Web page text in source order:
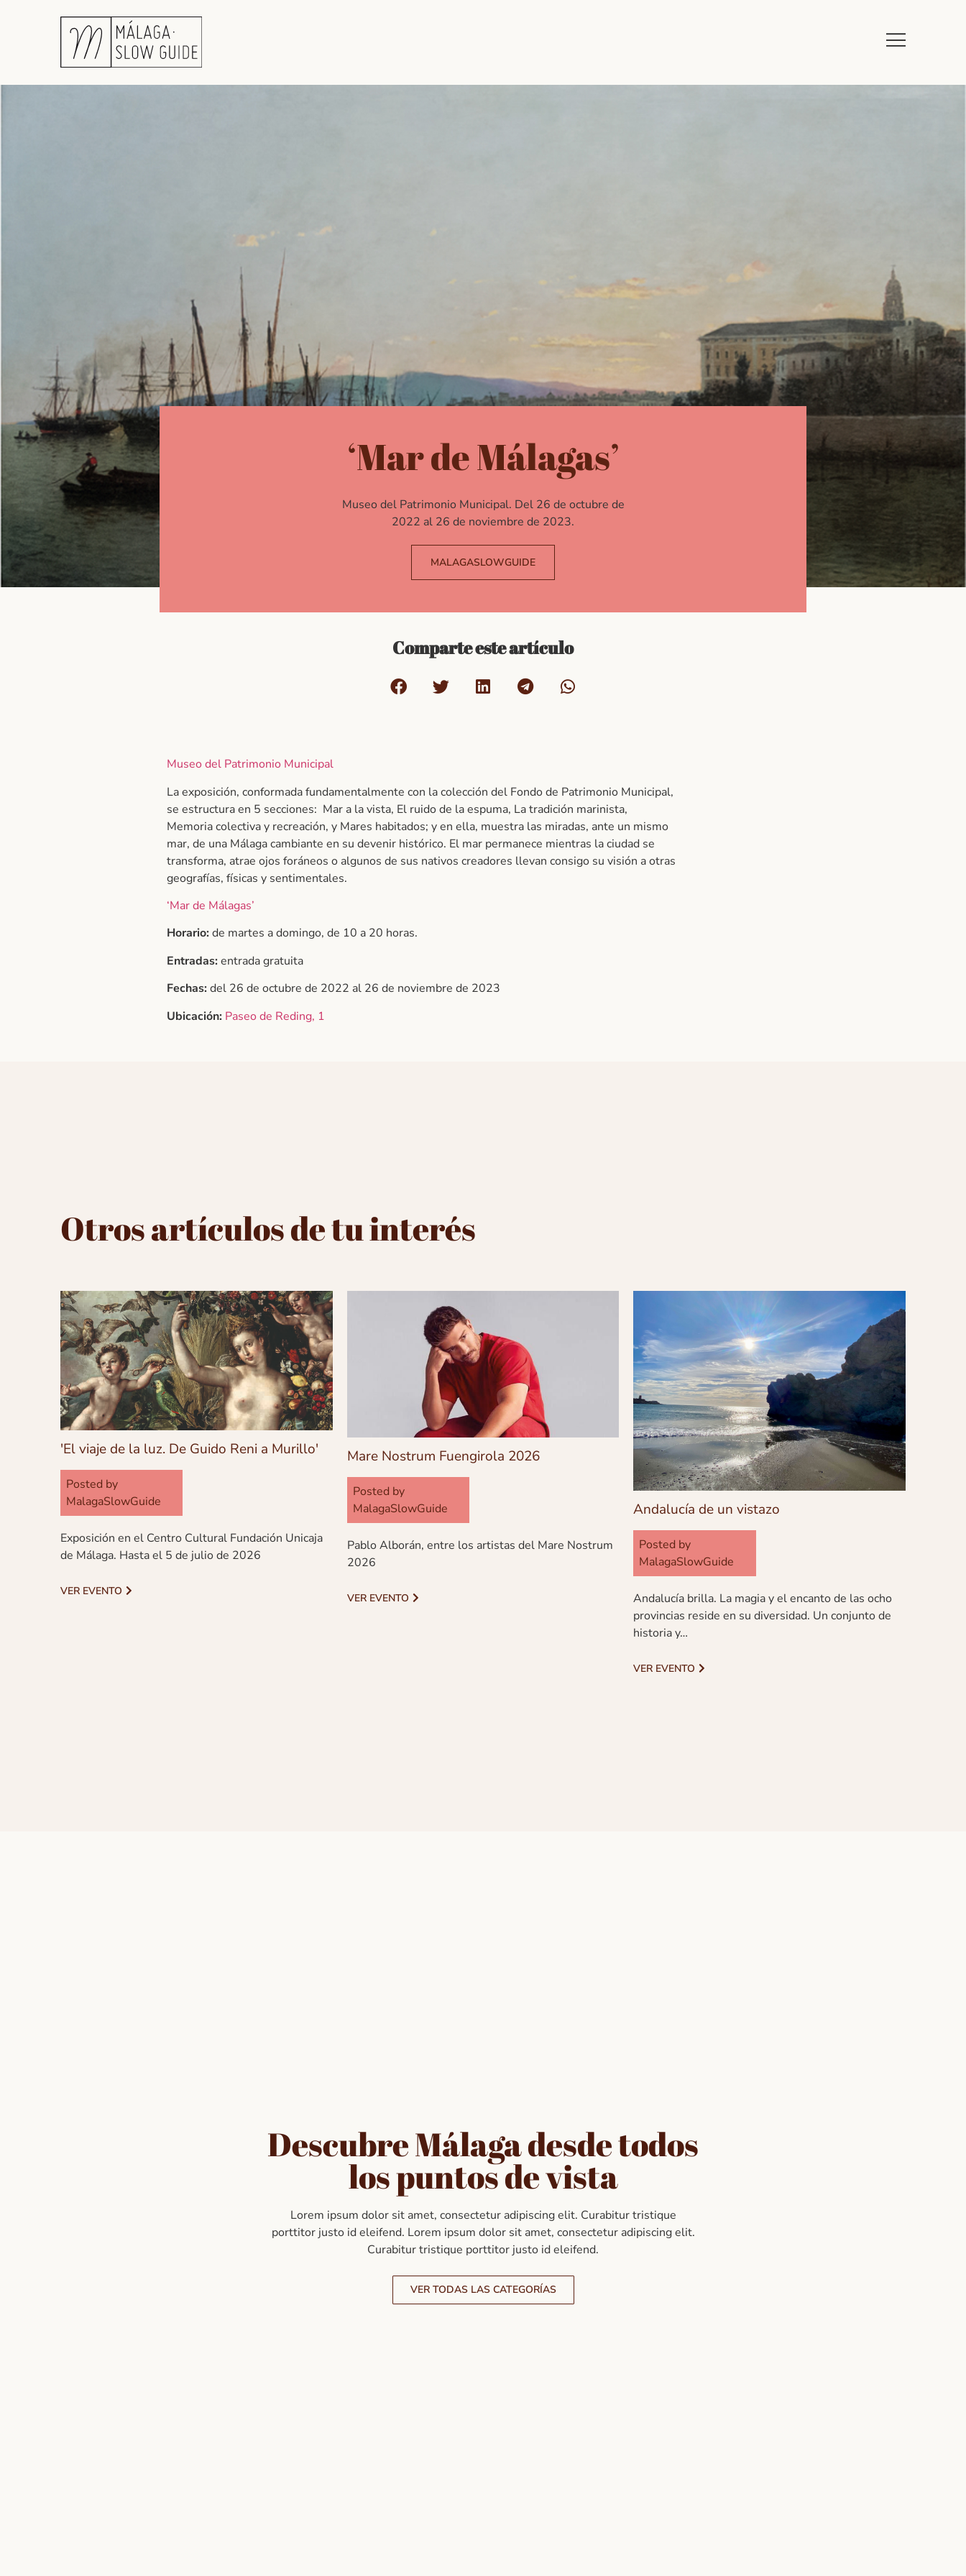
‘Mar de Málagas’
Museo del Patrimonio Municipal. Del 26 de octubre de
2022 al 26 de noviembre de 2023.
MALAGASLOWGUIDE
Comparte este artículo
Museo del Patrimonio Municipal
La exposición, conformada fundamentalmente con la colección del Fondo de Patrimonio Municipal,
se estructura en 5 secciones: Mar a la vista, El ruido de la espuma, La tradición marinista,
Memoria colectiva y recreación, y Mares habitados; y en ella, muestra las miradas, ante un mismo
mar, de una Málaga cambiante en su devenir histórico. El mar permanece mientras la ciudad se
transforma, atrae ojos foráneos o algunos de sus nativos creadores llevan consigo su visión a otras
geografías, físicas y sentimentales.
‘Mar de Málagas’
Horario: de martes a domingo, de 10 a 20 horas.
Entradas: entrada gratuita
Fechas: del 26 de octubre de 2022 al 26 de noviembre de 2023
Ubicación: Paseo de Reding, 1
Otros artículos de tu interés
'El viaje de la luz. De Guido Reni a Murillo'
Posted by
MalagaSlowGuide
Exposición en el Centro Cultural Fundación Unicaja
de Málaga. Hasta el 5 de julio de 2026
VER EVENTO
Mare Nostrum Fuengirola 2026
Posted by
MalagaSlowGuide
Pablo Alborán, entre los artistas del Mare Nostrum
2026
VER EVENTO
Andalucía de un vistazo
Posted by
MalagaSlowGuide
Andalucía brilla. La magia y el encanto de las ocho
provincias reside en su diversidad. Un conjunto de
historia y…
VER EVENTO
Descubre Málaga desde todos
los puntos de vista
Lorem ipsum dolor sit amet, consectetur adipiscing elit. Curabitur tristique
porttitor justo id eleifend. Lorem ipsum dolor sit amet, consectetur adipiscing elit.
Curabitur tristique porttitor justo id eleifend.
VER TODAS LAS CATEGORÍAS